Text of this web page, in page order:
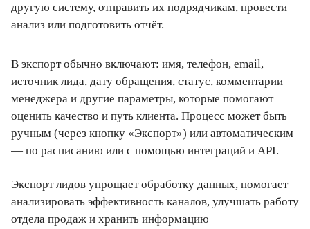
другую систему, отправить их подрядчикам, провести
анализ или подготовить отчёт.
В экспорт обычно включают: имя, телефон, email,
источник лида, дату обращения, статус, комментарии
менеджера и другие параметры, которые помогают
оценить качество и путь клиента. Процесс может быть
ручным (через кнопку «Экспорт») или автоматическим
— по расписанию или с помощью интеграций и API.
Экспорт лидов упрощает обработку данных, помогает
анализировать эффективность каналов, улучшать работу
отдела продаж и хранить информацию